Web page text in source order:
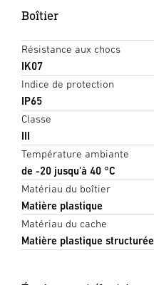
Boîtier
Résistance aux chocs
IK07
Indice de protection
IP65
Classe
III
Température ambiante
de -20 jusqu'à 40 °C
Matériau du boîtier
Matière plastique
Matériau du cache
Matière plastique structurée